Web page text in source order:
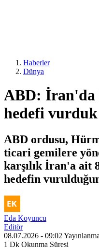
Haberler
Dünya
ABD: İran'da
hedefi vurduk
ABD ordusu,
ticari gemilere
karşılık İran'a ait
hedefin
Eda Koyuncu
Editör
08.07.2026 - 09:02 Yayınlanma
1 Dk Okunma Süresi